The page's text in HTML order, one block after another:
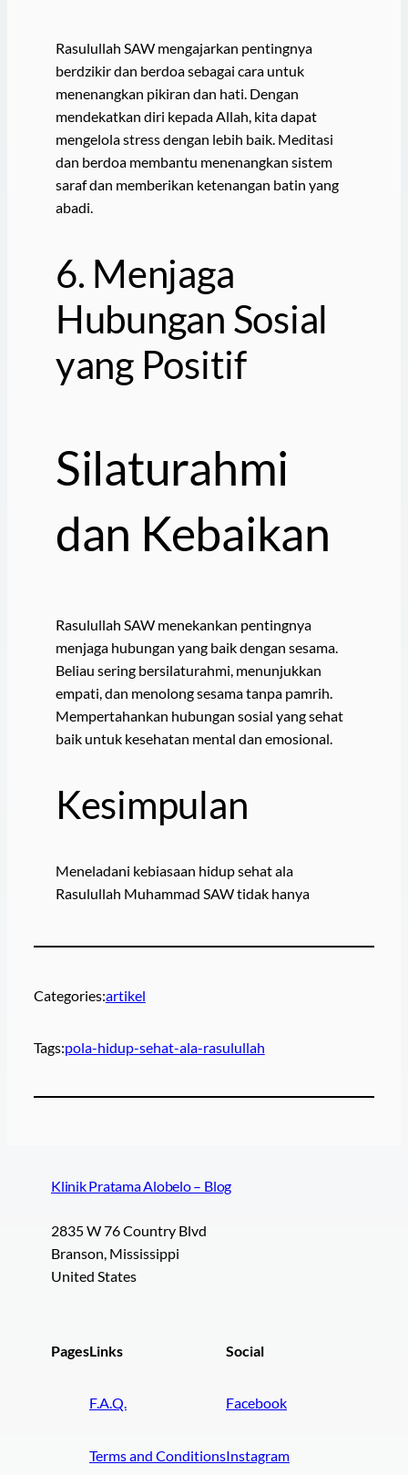
Rasulullah SAW mengajarkan pentingnya
berdzikir dan berdoa sebagai cara untuk
menenangkan pikiran dan hati. Dengan
mendekatkan diri kepada Allah, kita dapat
mengelola stress dengan lebih baik. Meditasi
dan berdoa membantu menenangkan sistem
saraf dan memberikan ketenangan batin yang
abadi.
6. Menjaga
Hubungan Sosial
yang Positif
Silaturahmi
dan Kebaikan
Rasulullah SAW menekankan pentingnya
menjaga hubungan yang baik dengan sesama.
Beliau sering bersilaturahmi, menunjukkan
empati, dan menolong sesama tanpa pamrih.
Mempertahankan hubungan sosial yang sehat
baik untuk kesehatan mental dan emosional.
Kesimpulan
Meneladani kebiasaan hidup sehat ala
Rasulullah Muhammad SAW tidak hanya
Categories:artikel
Tags:pola-hidup-sehat-ala-rasulullah
Klinik Pratama Alobelo – Blog
2835 W 76 Country Blvd
Branson, Mississippi
United States
PagesLinks
F.A.Q.
Terms and Conditions
Social
Facebook
Instagram